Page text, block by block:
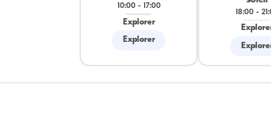
10:00- 17:00
Explorer
Explorer
18:00-